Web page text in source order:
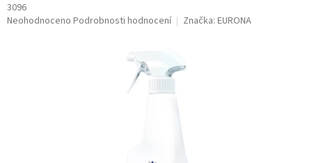
3096
Průměrné
Neohodnoceno Podrobnosti hodnocení Značka: EURONA